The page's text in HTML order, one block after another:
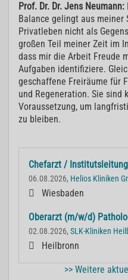
Prof. Dr. Dr. Jens Neumann:
Balance gelingt aus meiner
Privatleben nicht als
großen Teil meiner Zeit im
dass mir die Arbeit Freude
Aufgaben identifiziere.
geschaffene Freiräume für
und Regeneration. Sie sind
Voraussetzung, um
zu bleiben.
Chefarzt /
06.08.2026, Helios Kliniken
Wiesbaden
Oberarzt (m/w/d)
02.08.2026, SLK-Kliniken
Heilbronn
>> Weitere